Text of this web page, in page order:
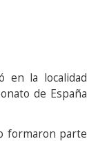
en la localidad
de España
formaron parte